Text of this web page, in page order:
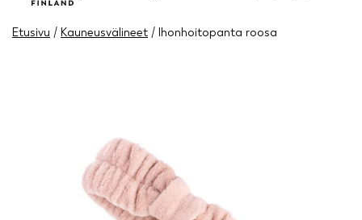
Etusivu / Kauneusvälineet / Ihonhoitopanta roosa